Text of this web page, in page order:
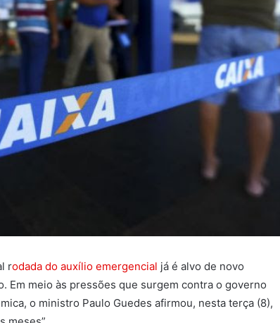
rodada do auxílio emergencial já é alvo de novo
Em meio às pressões que surgem contra o governo
o ministro Paulo Guedes afirmou, nesta terça (8),